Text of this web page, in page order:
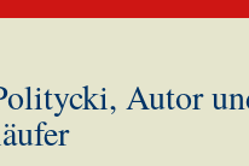
Autor